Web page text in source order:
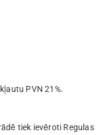
PVN 21%.
tiek ievēroti Regulas